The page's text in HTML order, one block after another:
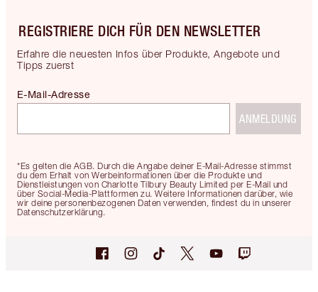
REGISTRIERE DICH FÜR DEN NEWSLETTER
Erfahre die neuesten Infos über Produkte, Angebote und
Tipps zuerst
*Es gelten die AGB. Durch die Angabe deiner E-Mail-Adresse stimmst
du dem Erhalt von Werbeinformationen über die Produkte und
Dienstleistungen von Charlotte Tilbury Beauty Limited per E-Mail und
über Social-Media-Plattformen zu. Weitere Informationen darüber, wie
wir deine personenbezogenen Daten verwenden, findest du in unserer
Datenschutzerklärung.
E-Mail-Adresse
ANMELDUNG